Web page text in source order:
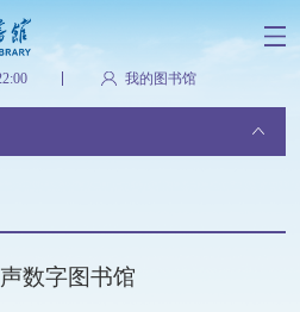
我的图书馆
数字图书馆